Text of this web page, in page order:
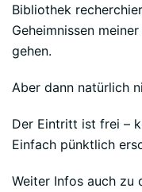
Bibliothek
Geheimnissen
gehen.
Aber dann natürlich
Der Eintritt ist frei –
Einfach pünktlich
Weiter Infos auch zu